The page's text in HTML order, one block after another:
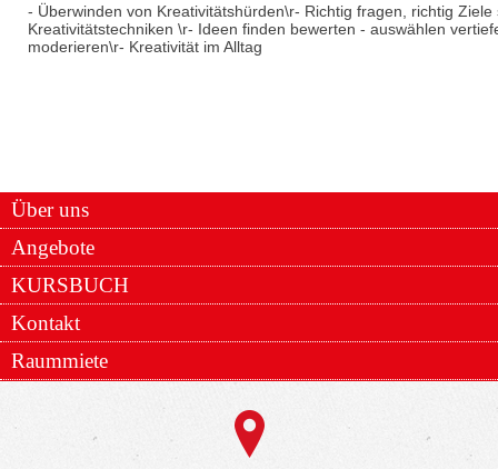
- Überwinden von Kreativitätshürden\r- Richtig fragen, richtig
Kreativitätstechniken \r- Ideen finden bewerten - auswählen
moderieren\r- Kreativität im Alltag
Über uns
Angebote
KURSBUCH
Kontakt
Raummiete